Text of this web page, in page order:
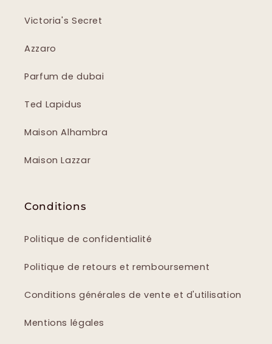
Victoria's Secret
Azzaro
Parfum de dubai
Ted Lapidus
Maison Alhambra
Maison Lazzar
Conditions
Politique de confidentialité
Politique de retours et remboursement
Conditions générales de vente et d'utilisation
Mentions légales